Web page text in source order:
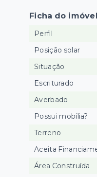
Ficha do imóvel
Perfil
Posição solar
Situação
Escriturado
Averbado
Possui mobília?
Terreno
Aceita
Área Construída